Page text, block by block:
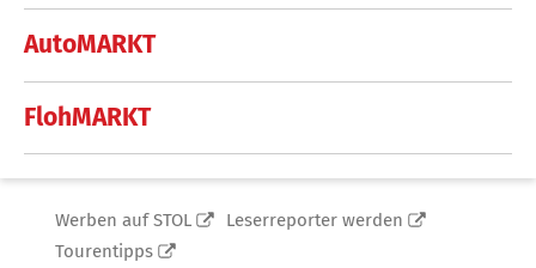
AutoMARKT
FlohMARKT
Werben auf STOL
Leserreporter werden
Tourentipps